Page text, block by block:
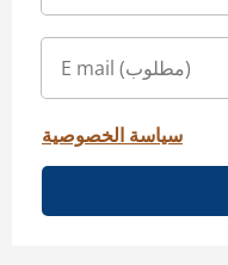
سياسة الخصوصية